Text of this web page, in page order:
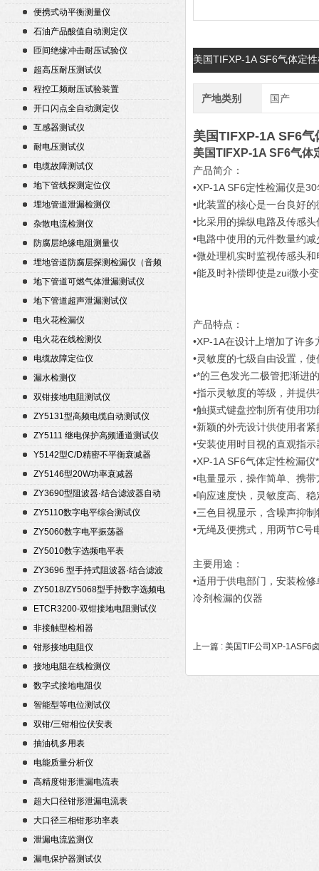
便携式动平衡测量仪
石油产品酸值自动测定仪
匝间绝缘冲击耐压试验仪
超高压耐压测试仪
程控工频耐压试验装置
开口闪点全自动测定仪
互感器测试仪
耐电压测试仪
电缆故障测试仪
地下管线探测定位仪
埋地管道泄漏检测仪
杂散电流检测仪
防腐层绝缘电阻测量仪
埋地管道防腐层探测检漏仪（音频
检漏仪）
地下管道可燃气体泄漏测试仪
地下管道超声泄漏测试仪
电火花检漏仪
电火花在线检测仪
电缆故障定位仪
漏水检测仪
双钳接地电阻测试仪
ZY5131型高频电缆自动测试仪
ZY5111 继电保护高频通道测试仪
Y5142型C/D精密不平衡衰减器
（50Ω）
ZY5146型20W功率衰减器
ZY3690型阻波器·结合滤波器自动
测试仪
ZY5110数字电平综合测试仪
ZY5060数字电平振荡器
ZY5010数字选频电平表
ZY3696 型手持式阻波器·结合滤波
器自动测试仪
ZY5018/ZY5068型手持数字选频电
平表/电平振荡器
ETCR3200-双钳接地电阻测试仪
非接触型检相器
钳形接地电阻仪
接地电阻在线检测仪
数字式接地电阻仪
智能型等电位测试仪
双钳/三钳相位伏安表
抽油机多用表
电能质量分析仪
高精度钳形泄漏电流表
超大口径钳形泄漏电流表
大口径三相钳形功率表
泄漏电流监测仪
漏电保护器测试仪
美国TIFXP-1A SF6气体定
产地类别 国产
美国TIFXP-1A SF6
美国TIFXP-1A SF6气体
产品简介：
•XP-1A SF6定性检漏仪是
•此装置的核心是一台良好
•比采用的操纵电路及传感
•电路中使用的元件数量约
•微处理机实时监视传感头
•能及时补偿即使是zui微小
产品特点：
•XP-1A在设计上增加了许
•灵敏度的七级自由设置，
•*的三色发光二极管把渐进
•指示灵敏度的等级，并提
•触摸式键盘控制所有使用功
•新颖的外壳设计供使用者
•安装使用时目视的直观指示
•XP-1A SF6气体定性检漏
•电量显示，操作简单、携
•响应速度快，灵敏度高、
•三色目视显示，含噪声抑
•无绳及便携式，用两节C
主要用途：
•适用于供电部门，安装检
冷剂检漏的仪器
上一篇 : 美国TIF公司XP-1ASF6